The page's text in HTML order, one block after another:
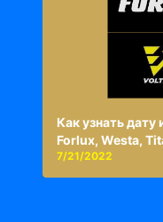
Как узнать дату
Forlux, Westa,
7/21/2022